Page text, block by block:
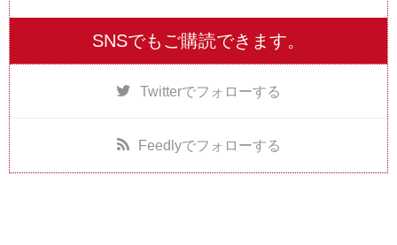
SNSでもご購読できます。
Twitterでフォローする
Feedlyでフォローする